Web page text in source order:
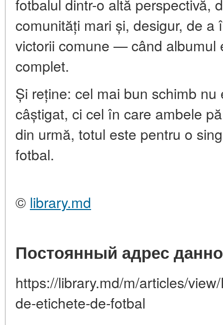
comunități mari și, desigur, de
victorii comune — când albumul
complet.
Și reține: cel mai bun schimb
câștigat, ci cel în care ambele
din urmă, totul este pentru o
fotbal.
© library.md
Постоянный адрес
https://library.md/m/articles/
de-etichete-de-fotbal